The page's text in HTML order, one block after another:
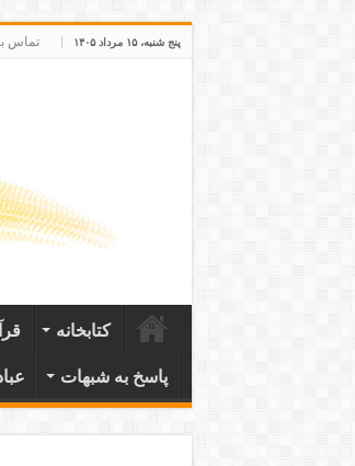
پنج شنبه، ۱۵ مرداد ۱۴۰۵ تماس
کتابخانه
پاسخ به شبهات